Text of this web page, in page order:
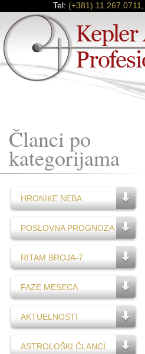
Tel: (+381) 11.267.0711
Članci po
kategorijama
HRONIKE NEBA
POSLOVNA PROGNOZA
RITAM BROJA-7
FAZE MESECA
AKTUELNOSTI
ASTROLOŠKI ČLANCI